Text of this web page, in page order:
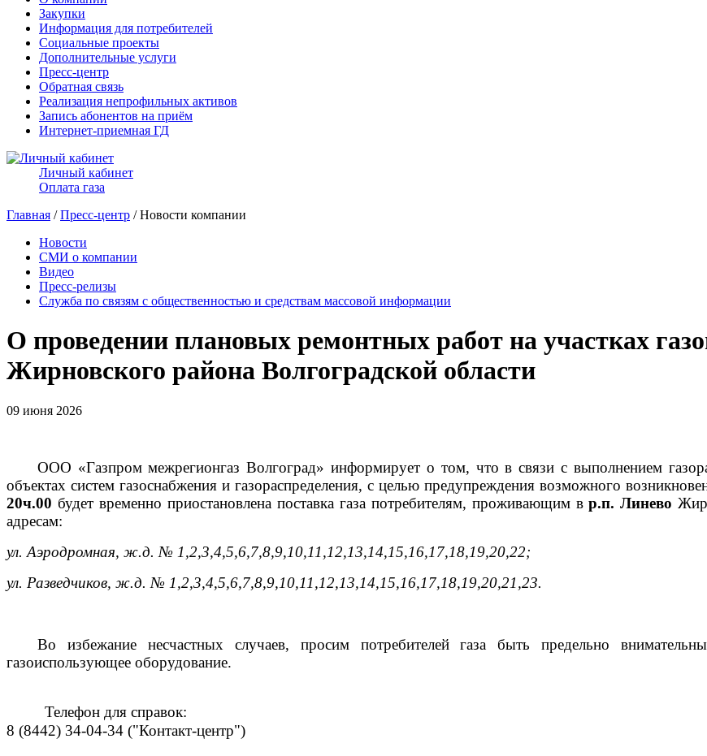
Закупки
Информация для потребителей
Социальные проекты
Дополнительные услуги
Пресс-центр
Обратная связь
Реализация непрофильных активов
Запись абонентов на приём
Интернет-приемная ГД
Личный кабинет
Оплата газа
Главная /Пресс-центр / Новости компании
Новости
СМИ о компании
Видео
Пресс-релизы
Служба по связям с общественностью и средствам массовой информации
О проведении плановых ремонтных работ на участках
Жирновского района Волгоградской области
09 июня 2026
ООО «Газпром межрегионгаз Волгоград» информирует о том, что в связи с выполнением
объектах систем газоснабжения и газораспределения, с целью предупреждения возможного
20ч.00 будет временно приостановлена поставка газа потребителям, проживающим вр.п. Линево
адресам:
ул. Аэродромная, ж.д. № 1,2,3,4,5,6,7,8,9,10,11,12,13,14,15,16,17,18,19,20,22;
ул. Разведчиков, ж.д. № 1,2,3,4,5,6,7,8,9,10,11,12,13,14,15,16,17,18,19,20,21,23.
Во избежание несчастных случаев, просим потребителей газа быть предельно
газоиспользующее оборудование.
Телефон для справок:
8 (8442) 34-04-34 ("Контакт-центр")